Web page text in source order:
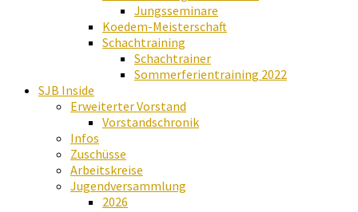
Jungsseminare
Koedem-Meisterschaft
Schachtraining
Schachtrainer
Sommerferientraining 2022
SJB Inside
Erweiterter Vorstand
Vorstandschronik
Infos
Zuschüsse
Arbeitskreise
Jugendversammlung
2026